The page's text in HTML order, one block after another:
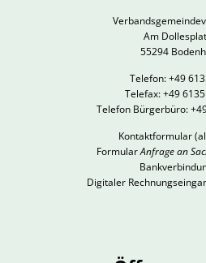
Am
55294
Telefon: +49
Telefax: +49
Telefon Bürgerbüro:
Kontaktformular
FormularAnfrage an
Digitaler